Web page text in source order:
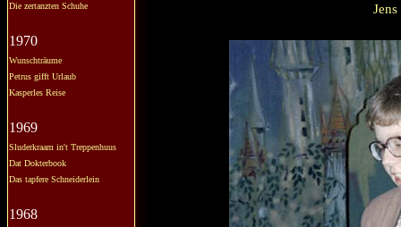
Die zertanzten Schuhe
1970
Wunschträume
Petrus gifft Urlaub
Kasperles Reise
1969
Sluderkraam in't Treppenhuus
Dat Dokterbook
Das tapfere Schneiderlein
1968